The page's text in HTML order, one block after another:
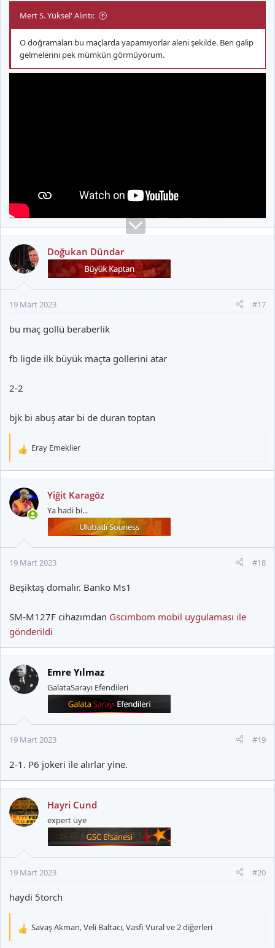
Mert S. Yüksel' Alıntı:
O doğramaları bu maçlarda yapamıyorlar aleni şekilde. Ben galip
gelmelerini pek mümkün görmüyorum.
Doğukan Dündar
19 Mart 2023 #17
bu maç gollü beraberlik
fb ligde ilk büyük maçta gollerini atar
2-2
bjk bi abuş atar bi de duran toptan
T
k
i
l
Eray Emeklier
Yiğit Karagöz
Ya hadi bi...
19 Mart 2023 #18
Beşiktaş domalır. Banko Ms1
SM-M127F cihazımdan Gscimbom mobil uygulaması ile
gönderildi
Emre Yılmaz
GalataSarayı Efendileri
19 Mart 2023 #19
2-1. P6 jokeri ile alırlar yine.
Hayri Cund
expert üye
19 Mart 2023 #20
haydi 5torch
T
Savaş Akman,Veli Baltacı,Vasfi Vuralve 2 diğerleri